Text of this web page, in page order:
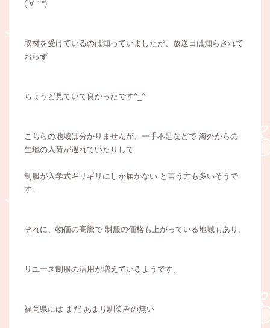
(´∀｀*)
取材を受けているのは知っていましたが、放送日は知らされて
おらず
ちょうど見ていて良かったです^_^
こちらの地域は分かりませんが、一手不足などで 海外からの
生地の入荷が遅れていたりして
制服が入学式ギリギリにしか届かない と言う方も多いそうで
す。
それに、物価の高騰で 制服の価格も上がっている地域もあり、
リユース制服の活用が増えているようです。
福岡県には まだ あまり馴染みの無い